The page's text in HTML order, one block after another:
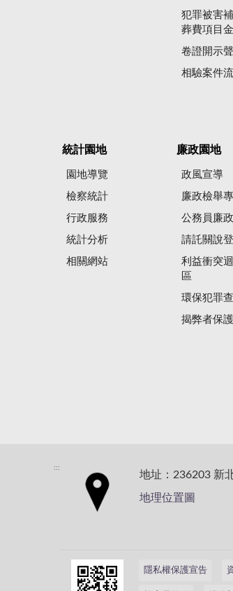
犯罪被害
葬費項目
卷證開示
相驗案件
統計園地
園地導覽
檢察統計
行政服務
統計分析
相關網站
廉政園地
政風宣導
廉政檢舉
公務員廉
請託關說
利益衝突
區
環保犯罪
揭弊者保
:::
地址：236203 新
地理位置圖
隱私權保護宣告